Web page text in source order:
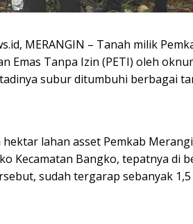
MERANGIN – Tanah milik
Emas Tanpa Izin (PETI) oleh
subur ditumbuhi berbagai
lahan asset Pemkab
Kecamatan Bangko, tepatnya di
sudah tergarap sebanyak